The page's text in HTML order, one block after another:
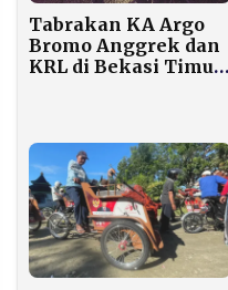
Tabrakan KA Argo
Bromo Anggrek dan
KRL di Bekasi Timur: